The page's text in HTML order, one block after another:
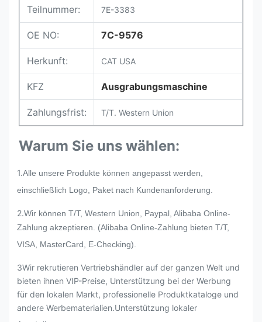
Teilnummer: 7E-3383
OE NO: 7C-9576
Herkunft: CAT USA
KFZ Ausgrabungsmaschine
Zahlungsfrist: T/T. Western Union
Warum Sie uns wählen:
1.Alle unsere Produkte können angepasst werden,
einschließlich Logo, Paket nach Kundenanforderung.
2.Wir können T/T, Western Union, Paypal, Alibaba Online-
Zahlung akzeptieren. (Alibaba Online-Zahlung bieten T/T,
VISA, MasterCard, E-Checking).
3Wir rekrutieren Vertriebshändler auf der ganzen Welt und
bieten ihnen VIP-Preise, Unterstützung bei der Werbung
für den lokalen Markt, professionelle Produktkataloge und
andere Werbematerialien.Unterstützung lokaler